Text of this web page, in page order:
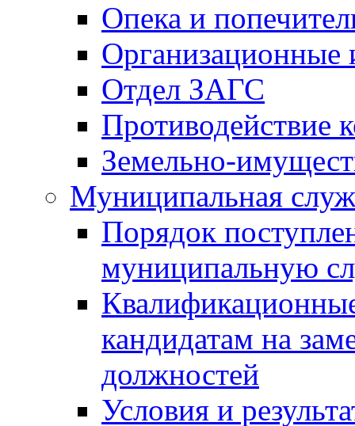
Опека и
Отдел ЗАГС
Противодействие
Земельно-
Муниципальная
Порядок
муниципальную
кандидатам на
должностей
Условия и